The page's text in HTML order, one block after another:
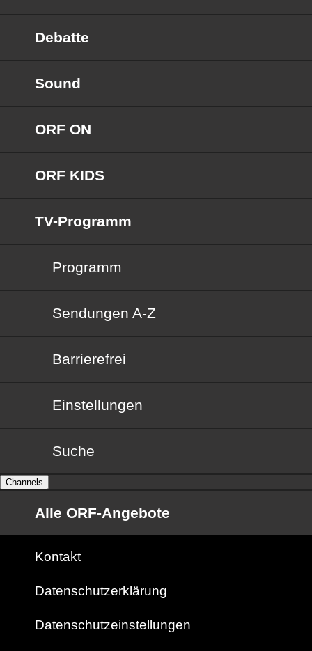
Debatte
Sound
ORF ON
ORF KIDS
TV-Programm
Programm
Sendungen von A bis Z
Sendungen A-Z
Barrierefrei
Barrierefrei
Einstellungen
Suche
Channels
Alle ORF-Angebote
Kontakt
Datenschutzerklärung
Datenschutzeinstellungen